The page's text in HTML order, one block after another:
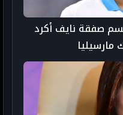
صفقة نايف أكرد
مارسيليا